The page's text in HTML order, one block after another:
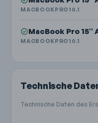
MACBOOKPRO10.1
MacBook Pro 15″
MACBOOKPRO10.1
Technische
Technische Daten des